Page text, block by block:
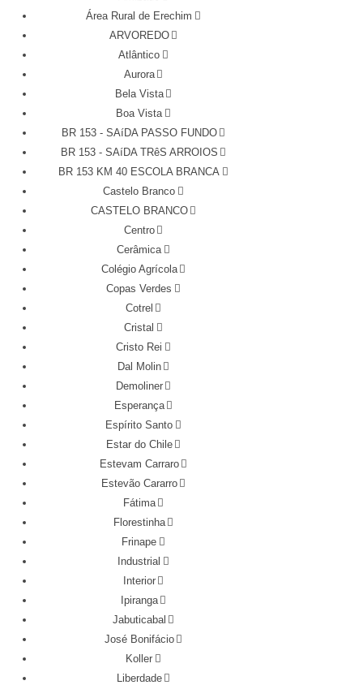
Área Rural de Erechim
ARVOREDO
Atlântico
Aurora
Bela Vista
Boa Vista
BR 153 - SAíDA PASSO FUNDO
BR 153 - SAíDA TRêS ARROIOS
BR 153 KM 40 ESCOLA BRANCA
Castelo Branco
CASTELO BRANCO
Centro
Cerâmica
Colégio Agrícola
Copas Verdes
Cotrel
Cristal
Cristo Rei
Dal Molin
Demoliner
Esperança
Espírito Santo
Estar do Chile
Estevam Carraro
Estevão Cararro
Fátima
Florestinha
Frinape
Industrial
Interior
Ipiranga
Jabuticabal
José Bonifácio
Koller
Liberdade